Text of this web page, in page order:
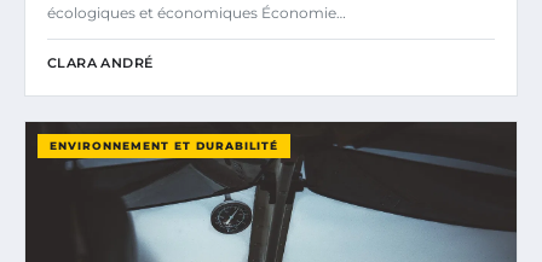
écologiques et économiques Économie…
CLARA ANDRÉ
ENVIRONNEMENT ET DURABILITÉ